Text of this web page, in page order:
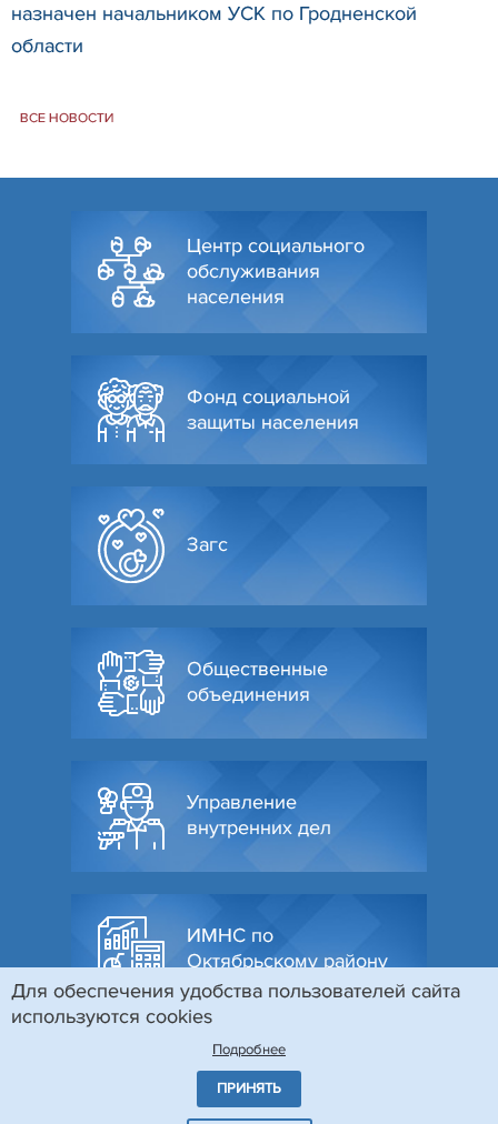
назначен начальником УСК по Гродненской
области
ВСЕ НОВОСТИ
Центр социального
обслуживания
населения
Фонд социальной
защиты населения
Загс
Общественные
объединения
Управление
внутренних дел
ИМНС по
Октябрьскому району
© Администрация Октябрьского района г. Гродно, 2026
Разработка и поддержка сайта БЕЛТА
Для обеспечения удобства пользователей сайта
используются cookies
Подробнее
ПРИНЯТЬ